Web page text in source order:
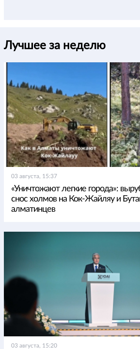
Лучшее за неделю
03 августа, 15:37
«Уничтожают легкие города»:
снос холмов на Кок-Жайляу и
алматинцев
03 августа, 15:20